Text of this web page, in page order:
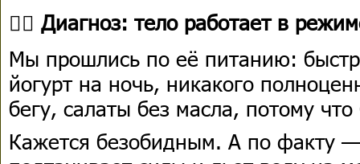
👩‍⚕️ Диагноз: тело работает в
Мы прошлись по её питанию:
йогурт на ночь, никакого
бегу, салаты без масла, потому
Кажется безобидным. А по факту